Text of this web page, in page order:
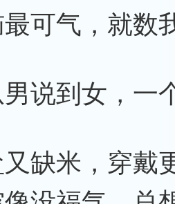
可气，就数
说到女，一
又缺米，穿戴